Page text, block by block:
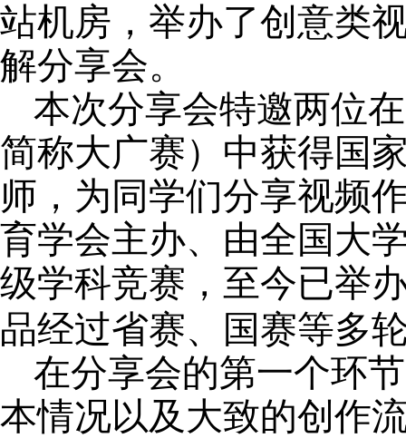
站机房， 举办了创意类
解分享会。
本次分享会特邀两位
简称大广赛）中获得国
师，为同学们分享视频
育学会主办、由全国大
级学科竞赛，至今已举
品经过省赛、国赛等多
在分享会的第一个环
本情况以及大致的创作